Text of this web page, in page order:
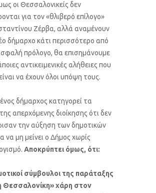
οι Θεσσαλονικείς δεν
για τον «θλιβερό επίλογο»
Ζέρβα, αλλά αναμένουν
δήμαρχο κάτι περισσότερο από
πρόλογο, θα επισημάνουμε
αντικειμενικές αλήθειες που
να έχουν όλοι υπόψη τους.
δήμαρχος κατηγορεί τα
απερχόμενης διοίκησης ότι δεν
την αύξηση των δημοτικών
να μη μείνει ο Δήμος χωρίς
Αποκρύπτει όμως, ότι:
σύμβουλοι της παράταξης
Θεσσαλονίκη» χάρη στον